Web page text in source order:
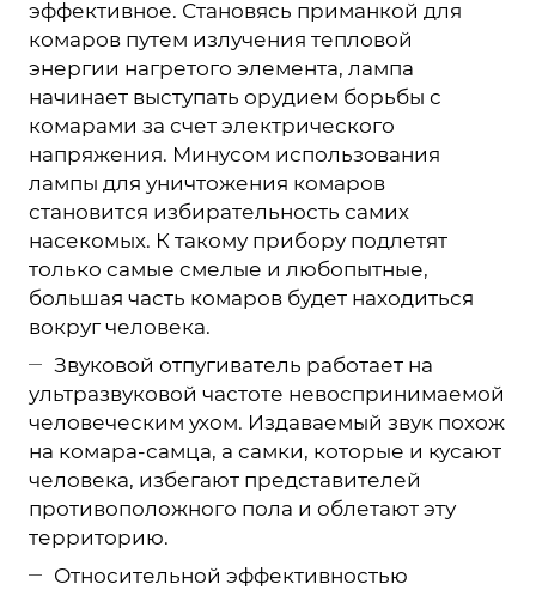
эффективное. Становясь приманкой для
комаров путем излучения тепловой
энергии нагретого элемента, лампа
начинает выступать орудием борьбы с
комарами за счет электрического
напряжения. Минусом использования
лампы для уничтожения комаров
становится избирательность самих
насекомых. К такому прибору подлетят
только самые смелые и любопытные,
большая часть комаров будет находиться
вокруг человека.
Звуковой отпугиватель работает на
ультразвуковой частоте невоспринимаемой
человеческим ухом. Издаваемый звук похож
на комара-самца, а самки, которые и кусают
человека, избегают представителей
противоположного пола и облетают эту
территорию.
Относительной эффективностью